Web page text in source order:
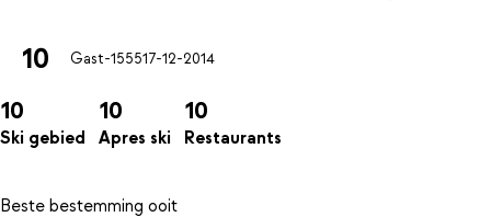
10 Gast-155517-12-2014
10
Ski gebied
10
Apres ski
10
Restaurants